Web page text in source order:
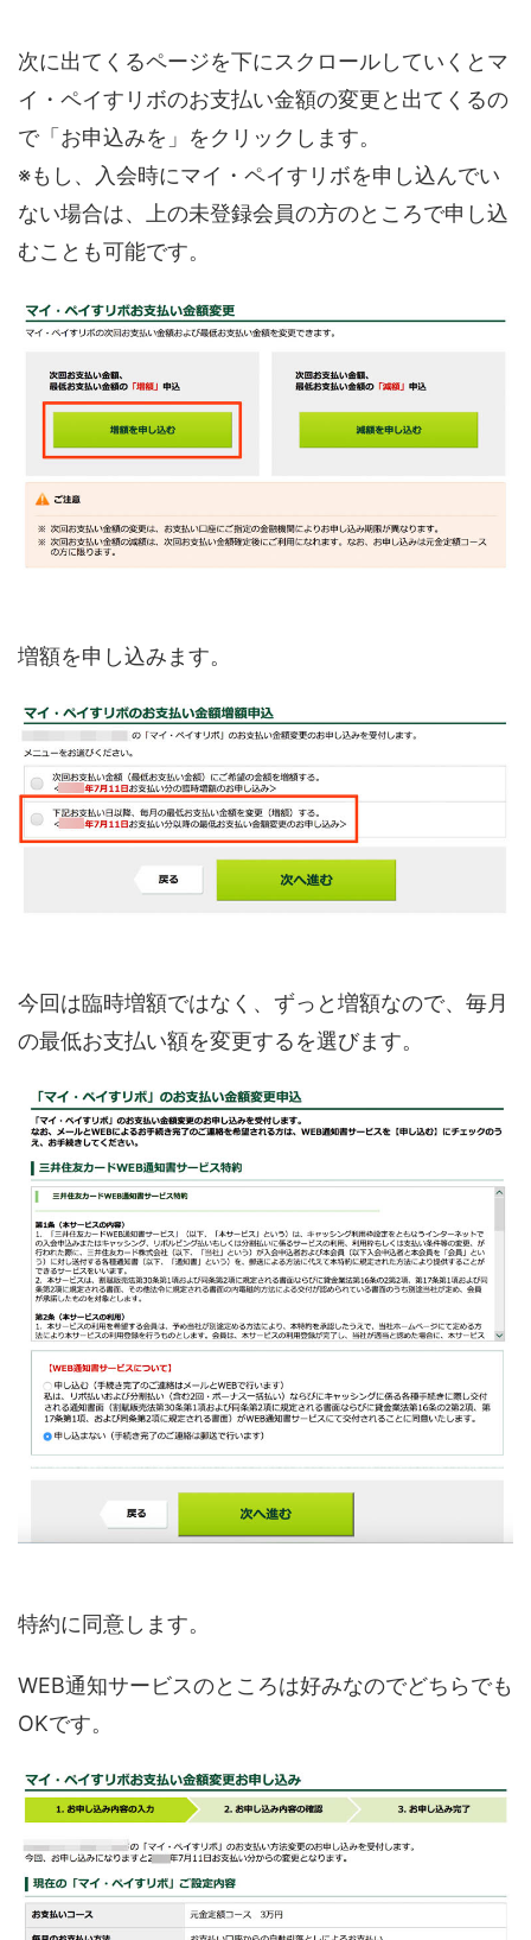
次に出てくるページを下にスクロールしていくとマ
イ・ペイすリボのお支払い金額の変更と出てくるの
で「お申込みを」をクリックします。
※もし、入会時にマイ・ペイすリボを申し込んでい
ない場合は、上の未登録会員の方のところで申し込
むことも可能です。
増額を申し込みます。
今回は臨時増額ではなく、ずっと増額なので、毎月
の最低お支払い額を変更するを選びます。
特約に同意します。
WEB通知サービスのところは好みなのでどちらでも
OKです。